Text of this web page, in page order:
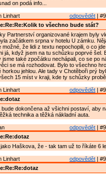
on podá info...
odpovědět |
Linhart
to všechno bude stát?
Partnerství organizované krajem byly
začátkem srpna v hotelu U zámku.
možné, že lidi z textu nepochopili, o co
já, když jsem na tu schůzku poprvé šel.
jsme také zpočátku nechápali, co se po
se má rozhodovat. Bylo to všechno
horkou jehlou. Ale tady v Chotěboři prý
15 míst v kraji, kde ty schůzky
odpovědět |
Linhart
bude dokončena až všichni postaví, aby
technika a těžká nákladní auta.
odpovědět |
jako Haškova, že - tak tam už to říkáte 6
odpovědět |
Linhart